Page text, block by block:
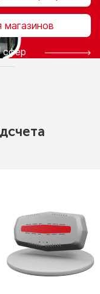
магазинов
сфер